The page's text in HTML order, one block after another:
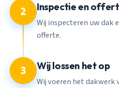
2 Inspectie en
Wij inspecteren uw dak
offerte.
3 Wij lossen het op
Wij voeren het dakwerk